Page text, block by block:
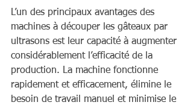
L’un des principaux avantages des
machines à découper les gâteaux par
ultrasons est leur capacité à augmenter
considérablement l’efficacité de la
production. La machine fonctionne
rapidement et efficacement, élimine le
besoin de travail manuel et minimise le